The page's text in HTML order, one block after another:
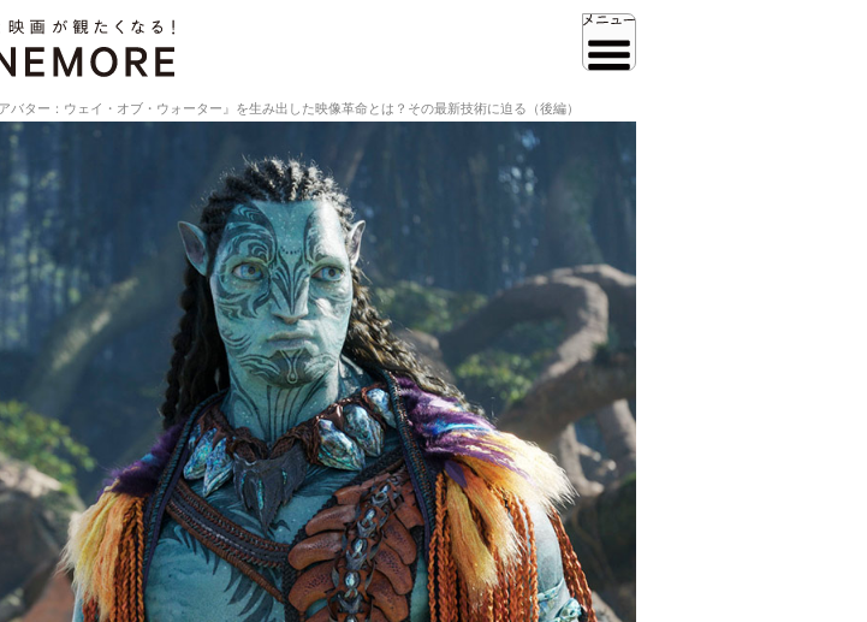
アバター：ウェイ・オブ・ウォーター』を生み出した映像革命とは？その最新技術に迫る（後編）